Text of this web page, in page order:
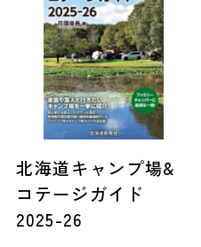
北海道キャンプ場&
コテージガイド
2025-26